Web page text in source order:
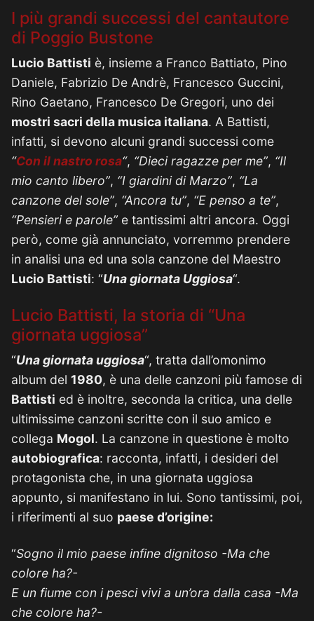
I più grandi successi del cantautore
di Poggio Bustone
Lucio Battisti è, insieme a Franco Battiato, Pino
Daniele, Fabrizio De Andrè, Francesco Guccini,
Rino Gaetano, Francesco De Gregori, uno dei
mostri sacri della musica italiana. A Battisti,
infatti, si devono alcuni grandi successi come
“Con il nastro rosa“, “Dieci ragazze per me”, “Il
mio canto libero”, “I giardini di Marzo”, “La
canzone del sole”, “Ancora tu”, “E penso a te”,
“Pensieri e parole” e tantissimi altri ancora. Oggi
però, come già annunciato, vorremmo prendere
in analisi una ed una sola canzone del Maestro
Lucio Battisti: “Una giornata Uggiosa“.
Lucio Battisti, la storia di “Una
giornata uggiosa”
“Una giornata uggiosa“, tratta dall’omonimo
album del 1980, è una delle canzoni più famose di
Battisti ed è inoltre, seconda la critica, una delle
ultimissime canzoni scritte con il suo amico e
collega Mogol. La canzone in questione è molto
autobiografica: racconta, infatti, i desideri del
protagonista che, in una giornata uggiosa
appunto, si manifestano in lui. Sono tantissimi, poi,
i riferimenti al suo paese d’origine:
“Sogno il mio paese infine dignitoso -Ma che
colore ha?-
E un fiume con i pesci vivi a un’ora dalla casa -Ma
che colore ha?-